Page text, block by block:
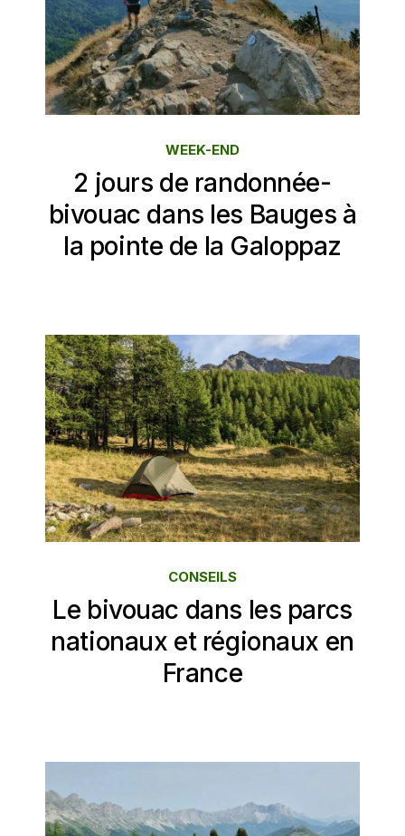
2 jours de randonnée-
bivouac dans les Bauges à
la pointe de la Galoppaz
WEEK-END
Le bivouac dans les parcs
nationaux et régionaux en
France
CONSEILS